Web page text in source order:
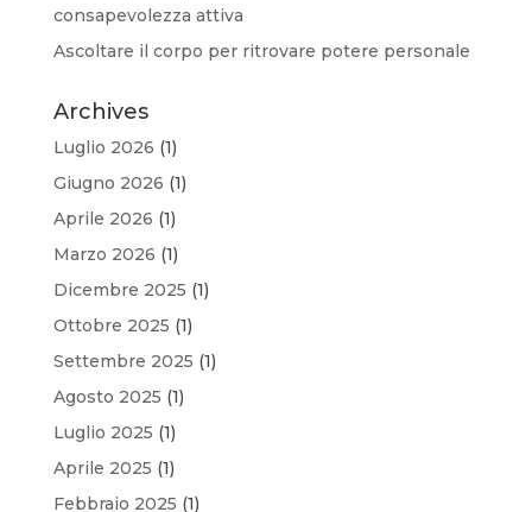
consapevolezza attiva
Ascoltare il corpo per ritrovare potere personale
Archives
Luglio 2026 (1)
Giugno 2026 (1)
Aprile 2026 (1)
Marzo 2026 (1)
Dicembre 2025 (1)
Ottobre 2025 (1)
Settembre 2025 (1)
Agosto 2025 (1)
Luglio 2025 (1)
Aprile 2025 (1)
Febbraio 2025 (1)